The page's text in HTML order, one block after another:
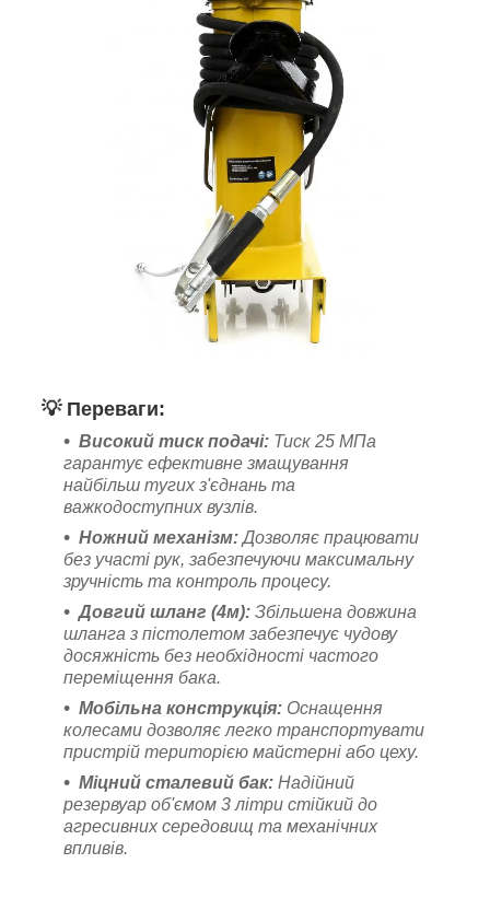
💡 Переваги:
Високий тиск подачі: Тиск 25 МПа
гарантує ефективне змащування
найбільш тугих з'єднань та
важкодоступних вузлів.
Ножний механізм:Дозволяє працювати
без участі рук, забезпечуючи максимальну
зручність та контроль процесу.
Довгий шланг (4м): Збільшена довжина
шланга з пістолетом забезпечує чудову
досяжність без необхідності частого
переміщення бака.
Мобільна конструкція: Оснащення
колесами дозволяє легко транспортувати
пристрій територією майстерні або цеху.
Міцний сталевий бак: Надійний
резервуар об'ємом 3 літри стійкий до
агресивних середовищ та механічних
впливів.